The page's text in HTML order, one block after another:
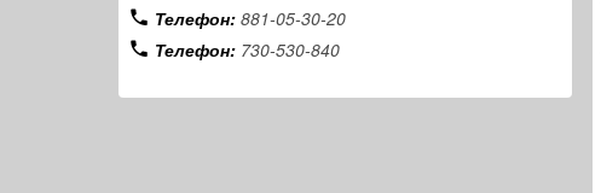
Телефон: 881-05-30-20
Телефон: 730-530-840